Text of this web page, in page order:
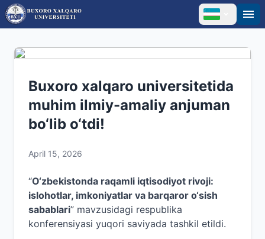
Buxoro xalqaro universitetida
muhim ilmiy-amaliy anjuman
bo‘lib o‘tdi!
April 15, 2026
“O‘zbekistonda raqamli iqtisodiyot rivoji:
islohotlar, imkoniyatlar va barqaror o‘sish
sabablari” mavzusidagi respublika
konferensiyasi yuqori saviyada tashkil etildi.